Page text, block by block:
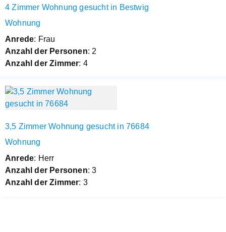
4 Zimmer Wohnung gesucht in Bestwig
Wohnung
Anrede: Frau
Anzahl der Personen: 2
Anzahl der Zimmer: 4
3,5 Zimmer Wohnung gesucht in 76684
Wohnung
Anrede: Herr
Anzahl der Personen: 3
Anzahl der Zimmer: 3